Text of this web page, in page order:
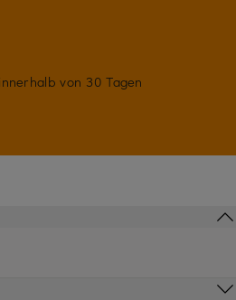
von 30 Tagen